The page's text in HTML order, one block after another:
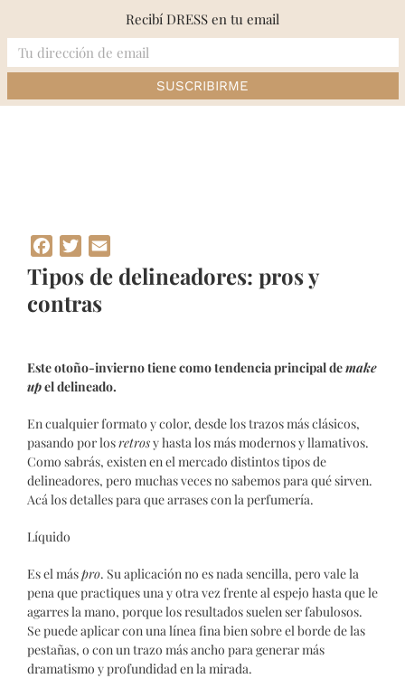
content
Tipos de delineadores: pros y contras
Facebook
Twitter
Tipos de delineadores: pros y
contras
Este otoño-invierno tiene como tendencia principal demake
upel delineado.
En cualquier formato y color, desde los trazos más clásicos,
pasando por losretrosy hasta los más modernos y llamativos.
Como sabrás, existen en el mercado distintos tipos de
delineadores, pero muchas veces no sabemos para qué sirven.
Acá los detalles para que arrases con la perfumería.
Líquido
Es el máspro. Su aplicación no es nada sencilla, pero vale la
pena que practiques una y otra vez frente al espejo hasta que le
agarres la mano, porque los resultados suelen ser fabulosos.
Se puede aplicar con una línea fina bien sobre el borde de las
pestañas, o con un trazo más ancho para generar más
dramatismo y profundidad en la mirada.
Recibí DRESS en tu email